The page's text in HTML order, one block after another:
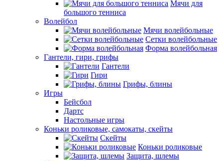
Мячи для
большого тенниса
Волейбол
Мячи волейбольные
Сетки волейбольные
Форма волейбольная
Гантели, гири, грифы
Гантели
Гири
Грифы, блины
Игры
Бейсбол
Дартс
Настольные игры
Коньки роликовые, самокаты, скейты
Скейты
Коньки роликовые
Защита, шлемы